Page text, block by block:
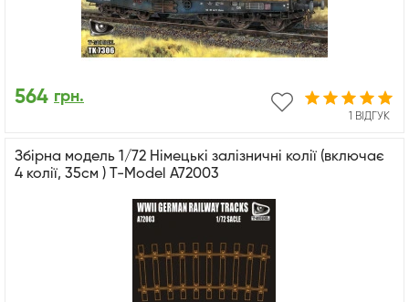
1 ВІДГУК
564 грн.
Збірна модель 1/72 Німецькі залізничні колії (включає
4 колії, 35см ) T-Model A72003